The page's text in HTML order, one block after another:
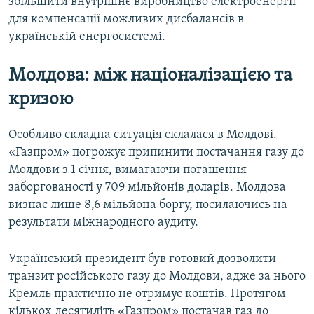
для компенсації можливих дисбалансів в
українській енергосистемі.
Молдова: між націоналізацією та
кризою
Особливо складна ситуація склалася в Молдові.
«Газпром» погрожує припинити постачання газу до
Молдови з 1 січня, вимагаючи погашення
заборгованості у 709 мільйонів доларів. Молдова
визнає лише 8,6 мільйона боргу, посилаючись на
результати міжнародного аудиту.
Український президент був готовий дозволити
транзит російського газу до Молдови, адже за нього
Кремль практично не отримує коштів. Протягом